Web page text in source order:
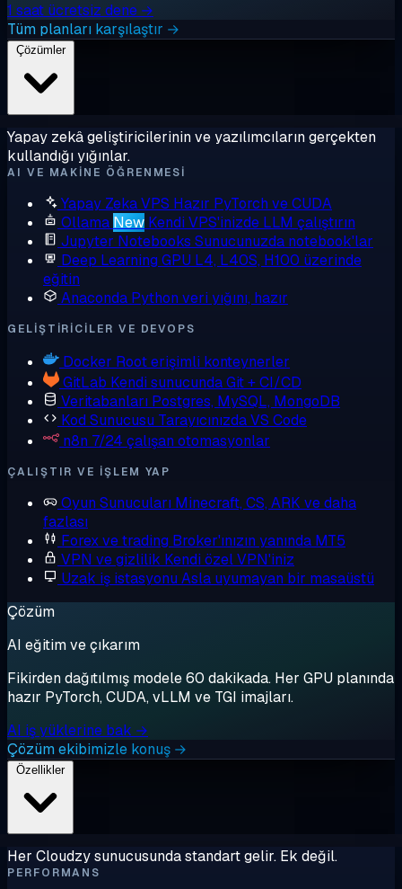
1 saat ücretsiz dene →
Tüm planları karşılaştır →
Çözümler
Yapay zekâ geliştiricilerinin ve yazılımcıların gerçekten
kullandığı yığınlar.
AI VE MAKINE ÖĞRENMESI
Yapay Zeka VPS Hazır PyTorch ve CUDA
Ollama New Kendi VPS'inizde LLM çalıştırın
Jupyter Notebooks Sunucunuzda notebook'lar
Deep Learning GPU L4, L40S, H100 üzerinde
eğitin
Anaconda Python veri yığını, hazır
GELIŞTIRICILER VE DEVOPS
Docker Root erişimli konteynerler
GitLab Kendi sunucunda Git + CI/CD
Veritabanları Postgres, MySQL, MongoDB
Kod Sunucusu Tarayıcınızda VS Code
n8n 7/24 çalışan otomasyonlar
ÇALIŞTIR VE IŞLEM YAP
Oyun Sunucuları Minecraft, CS, ARK ve daha
fazlası
Forex ve trading Broker'ınızın yanında MT5
VPN ve gizlilik Kendi özel VPN'iniz
Uzak iş istasyonu Asla uyumayan bir masaüstü
Çözüm
AI eğitim ve çıkarım
Fikirden dağıtılmış modele 60 dakikada. Her GPU planında
hazır PyTorch, CUDA, vLLM ve TGI imajları.
AI iş yüklerine bak →
Çözüm ekibimizle konuş →
Özellikler
Her Cloudzy sunucusunda standart gelir. Ek değil.
PERFORMANS